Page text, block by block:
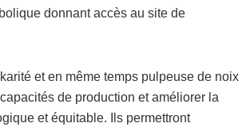
donnant accès au site de
et en même temps pulpeuse de noix
de production et améliorer la
et équitable. Ils permettront